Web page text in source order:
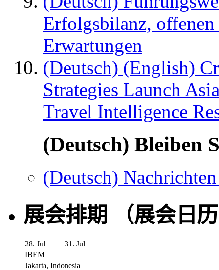
Erfolgsbilanz,
Erwartungen
(Deutsch) (English)
Strategies Launch
Travel Intelligence
(Deutsch) Bleiben
(Deutsch)
展会排期 （展会日
28. Jul
31. Jul
IBEM
Jakarta, Indonesia